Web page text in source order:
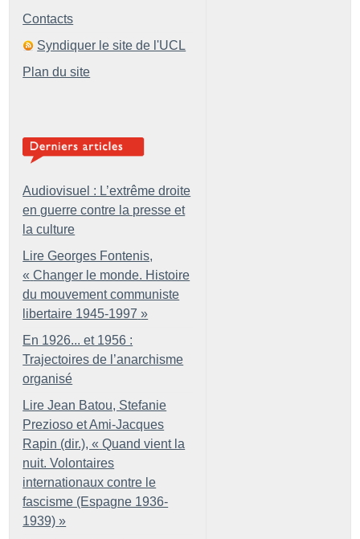
Contacts
Syndiquer le site de l'UCL
Plan du site
Audiovisuel : L’extrême droite
en guerre contre la presse et
la culture
Lire Georges Fontenis,
« Changer le monde. Histoire
du mouvement communiste
libertaire 1945-1997 »
En 1926... et 1956 :
Trajectoires de l’anarchisme
organisé
Lire Jean Batou, Stefanie
Prezioso et Ami-Jacques
Rapin (dir.), « Quand vient la
nuit. Volontaires
internationaux contre le
fascisme (Espagne 1936-
1939) »